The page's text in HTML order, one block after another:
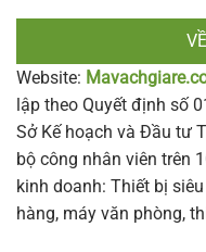
Website:
lập theo Quyết định số
Sở Kế hoạch và Đầu tư
bộ công nhân viên trên
kinh doanh: Thiết bị
hàng, máy văn phòng,